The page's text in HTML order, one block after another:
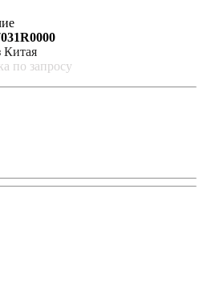
Китая
по запросу